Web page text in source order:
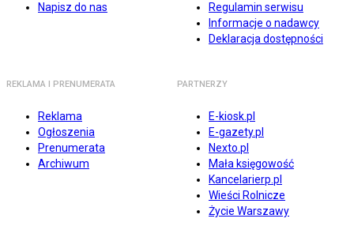
Napisz do nas
Regulamin serwisu
Informacje o nadawcy
Deklaracja dostępności
REKLAMA I PRENUMERATA
Reklama
Ogłoszenia
Prenumerata
Archiwum
PARTNERZY
E-kiosk.pl
E-gazety.pl
Nexto.pl
Mała księgowość
Kancelarierp.pl
Wieści Rolnicze
Życie Warszawy